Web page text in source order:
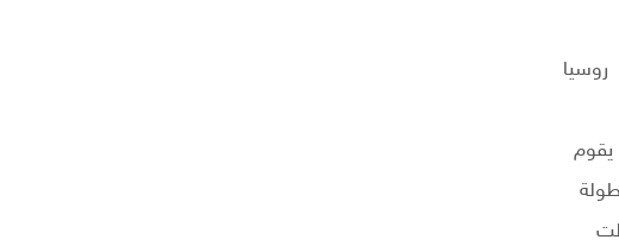
روسيا
المقبل ، ولن يقوم